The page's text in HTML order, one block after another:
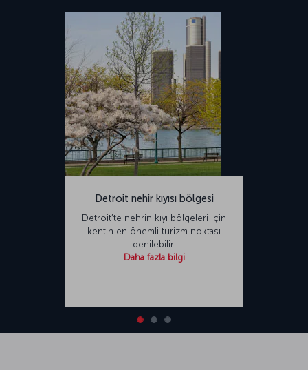
Detroit nehir kıyısı bölgesi
Detroit’te nehrin kıyı bölgeleri için
kentin en önemli turizm noktası
denilebilir.
Daha fazla bilgi